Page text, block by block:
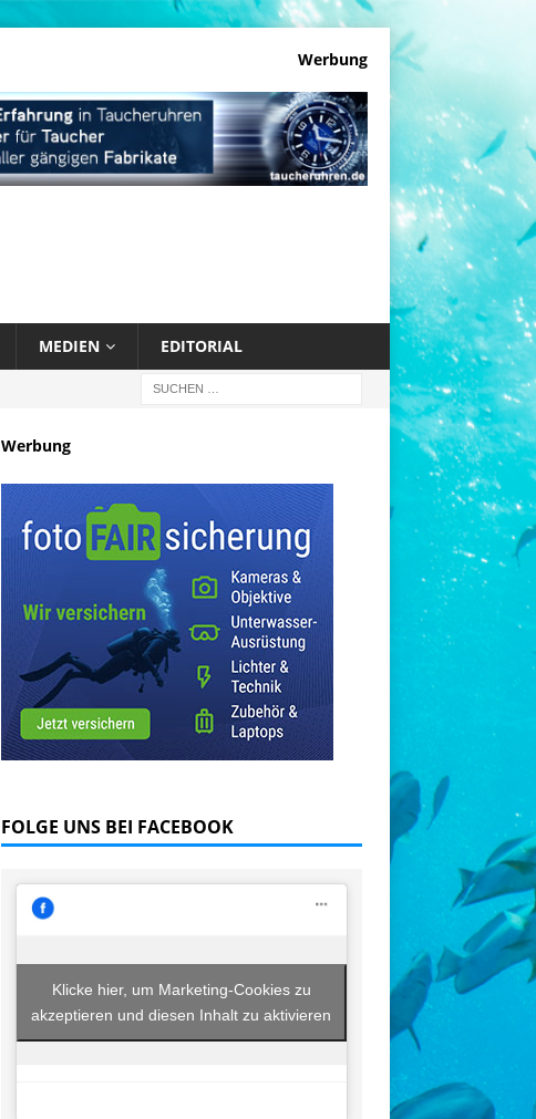
Werbung
MEDIEN EDITORIAL
Werbung
FOLGE UNS BEI FACEBOOK
Klicke hier, um Marketing-Cookies zu
akzeptieren und diesen Inhalt zu aktivieren